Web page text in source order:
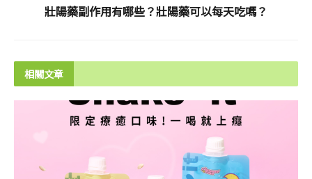
壯陽藥副作用有哪些？壯陽藥可以每天吃嗎？
相關文章